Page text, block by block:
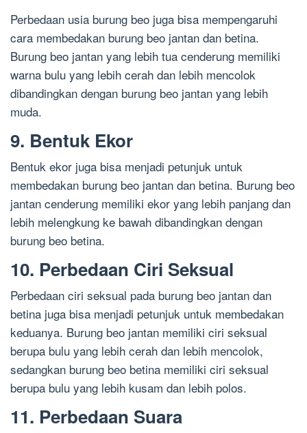
Perbedaan usia burung beo juga bisa mempengaruhi
cara membedakan burung beo jantan dan betina.
Burung beo jantan yang lebih tua cenderung memiliki
warna bulu yang lebih cerah dan lebih mencolok
dibandingkan dengan burung beo jantan yang lebih
muda.
9. Bentuk Ekor
Bentuk ekor juga bisa menjadi petunjuk untuk
membedakan burung beo jantan dan betina. Burung beo
jantan cenderung memiliki ekor yang lebih panjang dan
lebih melengkung ke bawah dibandingkan dengan
burung beo betina.
10. Perbedaan Ciri Seksual
Perbedaan ciri seksual pada burung beo jantan dan
betina juga bisa menjadi petunjuk untuk membedakan
keduanya. Burung beo jantan memiliki ciri seksual
berupa bulu yang lebih cerah dan lebih mencolok,
sedangkan burung beo betina memiliki ciri seksual
berupa bulu yang lebih kusam dan lebih polos.
11. Perbedaan Suara